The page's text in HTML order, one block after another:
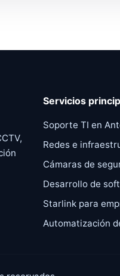
Servicios
Soporte TI en
Redes e
Cámaras de
Desarrollo de
Starlink para
Automatización